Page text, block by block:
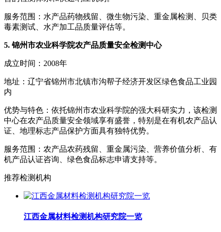
服务范围：水产品药物残留、微生物污染、重金属检测、贝类
毒素测试、水产加工品质量评估等。
5. 锦州市农业科学院农产品质量安全检测中心
成立时间：2008年
地址：辽宁省锦州市北镇市沟帮子经济开发区绿色食品工业园
内
优势与特色：依托锦州市农业科学院的强大科研实力，该检测
中心在农产品质量安全领域享有盛誉，特别是在有机农产品认
证、地理标志产品保护方面具有独特优势。
服务范围：农产品农药残留、重金属污染、营养价值分析、有
机产品认证咨询、绿色食品标志申请支持等。
推荐检测机构
江西金属材料检测机构研究院一览